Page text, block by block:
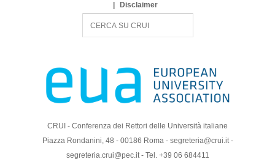
Disclaimer
c
CRUI - Conferenza dei Rettori delle Università italiane
Piazza Rondanini, 48 - 00186 Roma - segreteria@crui.it -
segreteria.crui@pec.it - Tel. +39 06 684411